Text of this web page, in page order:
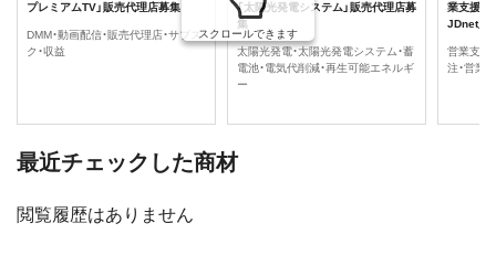
プレミアムTV」販売代理店募集
DMM・動画配信・販売代理店・サブス
ク・収益
「太陽光発電システム」販売代理店募
集
太陽光発電・太陽光発電システム・蓄
電池・電気代削減・再生可能エネルギ
ー
業支援を
JDnet」
営業支援
注・営業
スクロールできます
最近チェックした商材
閲覧履歴はありません